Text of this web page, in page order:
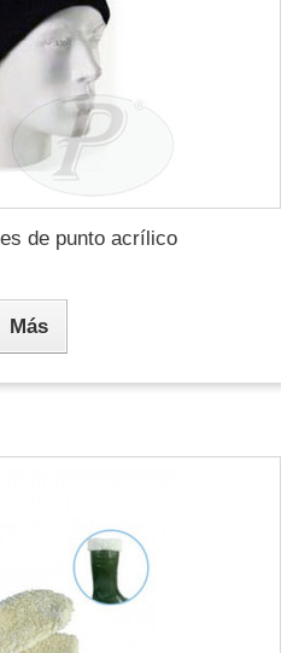
de punto acrílico
Más